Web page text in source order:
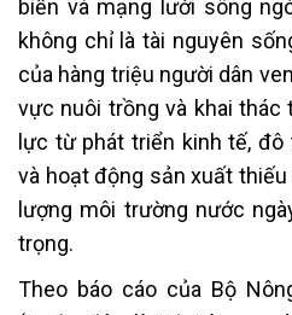
biển và mạng lưới sông
không chỉ là tài nguyên
của hàng triệu người dân
vực nuôi trồng và khai thác
lực từ phát triển kinh tế, đô
và hoạt động sản xuất
lượng môi trường nước
trọng.
Theo báo cáo của Bộ